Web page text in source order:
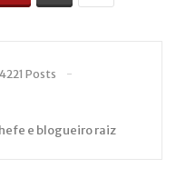
Posts
e blogueiro raiz